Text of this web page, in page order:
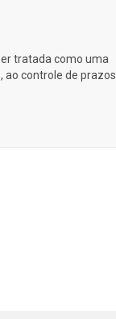
tratada como uma
ao controle de prazos